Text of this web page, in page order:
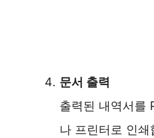
문서 출력
출력된 내역서를
나 프린터로 인쇄